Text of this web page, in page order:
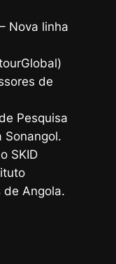
Nova linha
de
Pesquisa
Sonangol.
SKID
de Angola.